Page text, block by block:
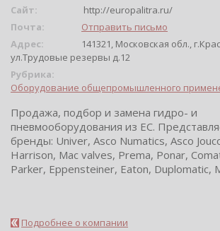
Сайт:
http://europalitra.ru/
Почта:
Отправить письмо
Адрес:
141321, Московская обл.,
ул.Трудовые резервы д.12
Рубрика:
Оборудование общепромышленного
Продажа, подбор и замена гидро- и
пневмооборудования из ЕС.
бренды: Univer, Asco Numatics, Asco
Harrison, Mac valves, Prema, Ponar,
Parker, Eppensteiner, Eaton, Duplomatic,
Подробнее о компании